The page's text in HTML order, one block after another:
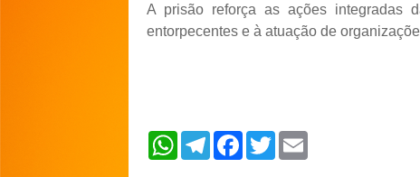
A prisão reforça as ações integradas
entorpecentes e à atuação de
W
T
e
F
a
T
w